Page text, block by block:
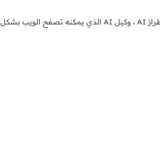
تقوم Openai بتحديث مشغل تشغيل طراز AI ، وكيل AI الذي يمكنه تصفح الويب بشكل